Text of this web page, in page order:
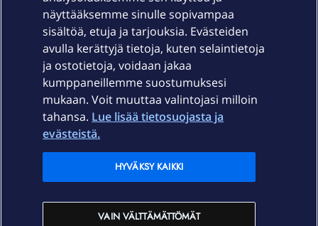
Palvelut
Ajankohtaista
Elisa Oyj
In English
näyttääksemme sinulle sopivampaa
sisältöä, etuja ja tarjouksia. Evästeiden
avulla kerättyjä tietoja, kuten selaintietoja
ja ostotietoja, voidaan jakaa
kumppaneillemme suostumuksesi
mukaan. Voit muuttaa valintojasi milloin
tahansa. Lue lisää tietosuojasta ja
evästeistä.
VAIN VÄLTTÄMÄTTÖMÄT
HYVÄKSY KAIKKI